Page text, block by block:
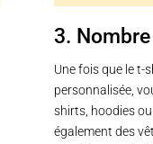
3.
Une fois que le t-
personnalisée,
shirts, hoodies
également des